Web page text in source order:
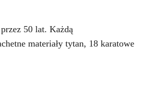
50 lat. Każdą
materiały tytan, 18 karatowe